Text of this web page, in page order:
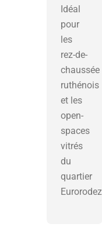
Idéal
pour
les
rez-de-
chaussée
ruthénois
et les
open-
spaces
vitrés
du
quartier
Eurorodez.